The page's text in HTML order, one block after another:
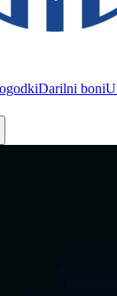
Darilni boni